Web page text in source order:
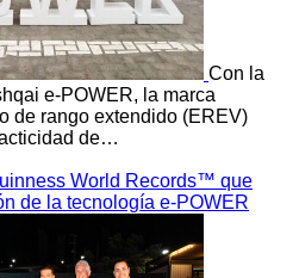
Con la
e-POWER, la marca
de rango extendido (EREV)
de…
World Records™ que
de la tecnología e-POWER